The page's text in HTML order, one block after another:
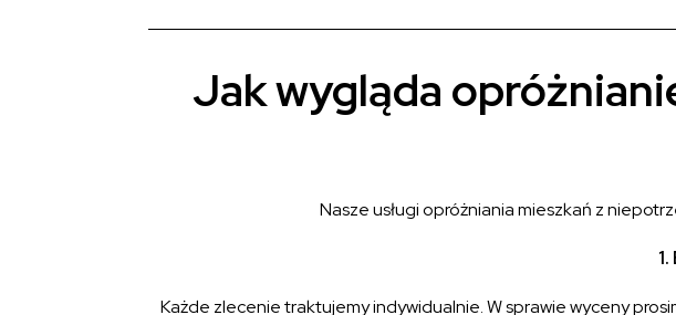
Jak wygląda
Nasze usługi opróżniania mieszkań z
Każde zlecenie traktujemy indywidualnie. W sprawie wyceny